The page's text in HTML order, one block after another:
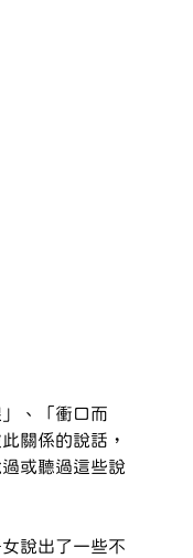
、「衝口而
關係的說話，
或聽過這些說
說出了一些不